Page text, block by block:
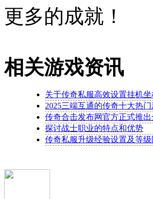
更多的成就！
相关游戏资讯
关于传奇私服高效设置挂机
2025三端互通的传奇十大热
传奇合击发布网官方正式推
探讨战士职业的特点和优势
传奇私服升级经验设置及等级